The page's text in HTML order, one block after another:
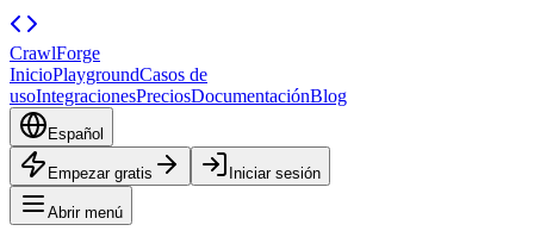
CrawlForge
InicioPlaygroundCasos de
usoIntegracionesPreciosDocumentaciónBlog
Español
Empezar gratis Iniciar sesión
Abrir menú